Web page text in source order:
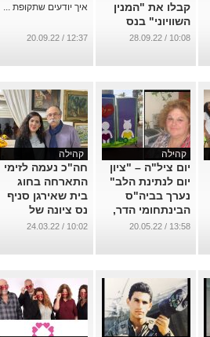
קבלו את "המנין
השוויוני" בנס
ציונה.
10:08 / 28.09.22
איך יודעים שתקופת ...
12:37 / 20.09.22
קהילה
יום ציל"ה – "ציון
יום לנתינת הלב"
נערך בביה"ס
הבינתחומי הדר,
לציון זכרה של
...
13:58 / 20.05.22
קהילה
חה"כ נעמה לזימי
התארחה בחוג
בית שאירגן סניף
נס ציונה של
"העבודה".
10:02 / 24.03.22